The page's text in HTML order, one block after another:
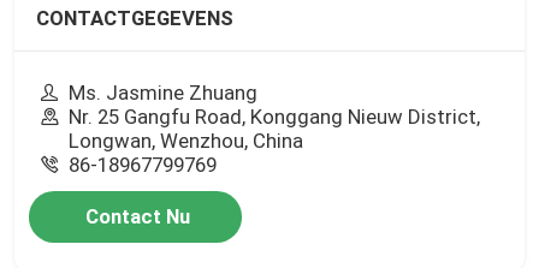
CONTACTGEGEVENS
Ms. Jasmine Zhuang
Nr. 25 Gangfu Road, Konggang Nieuw District,
Longwan, Wenzhou, China
86-18967799769
Contact Nu